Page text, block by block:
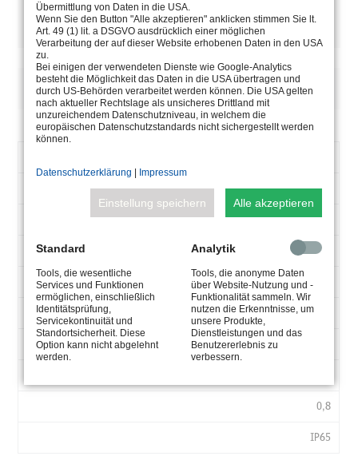
ZEICHNUNG
BESCHREIBUNG
DC
TA
90-295
50-60
0-5000
Max 12,0
0,8
IP65
Übermittlung von Daten in die USA.
Wenn Sie den Button "Alle akzeptieren" anklicken stimmen Sie lt.
Art. 49 (1) lit. a DSGVO ausdrücklich einer möglichen
Verarbeitung der auf dieser Website erhobenen Daten in den USA
zu.
Bei einigen der verwendeten Dienste wie Google-Analytics
besteht die Möglichkeit das Daten in die USA übertragen und
durch US-Behörden verarbeitet werden können. Die USA gelten
nach aktueller Rechtslage als unsicheres Drittland mit
unzureichendem Datenschutzniveau, in welchem die
europäischen Datenschutzstandards nicht sichergestellt werden
können.
Datenschutzerklärung | Impressum
Einstellung speichern Alle akzeptieren
Standard
Tools, die wesentliche
Services und Funktionen
ermöglichen, einschließlich
Identitätsprüfung,
Servicekontinuität und
Standortsicherheit. Diese
Option kann nicht abgelehnt
werden.
Analytik
Tools, die anonyme Daten
über Website-Nutzung und -
Funktionalität sammeln. Wir
nutzen die Erkenntnisse, um
unsere Produkte,
Dienstleistungen und das
Benutzererlebnis zu
verbessern.